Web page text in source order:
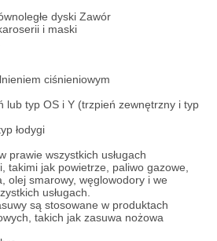
dyski Zawór
i maski
ciśnieniowym
lub typ OS i Y (trzpień zewnętrzny i typ
łodygi
prawie wszystkich usługach
takimi jak powietrze, paliwo gazowe,
olej smarowy, węglowodory i we
usługach.
są stosowane w produktach
takich jak zasuwa nożowa